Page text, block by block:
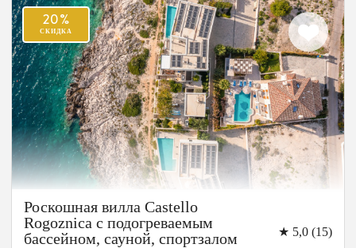
20%
СКИДКА
Роскошная вилла Castello
Rogoznica с подогреваемым
бассейном, сауной, спортзалом
★ 5,0 (15)